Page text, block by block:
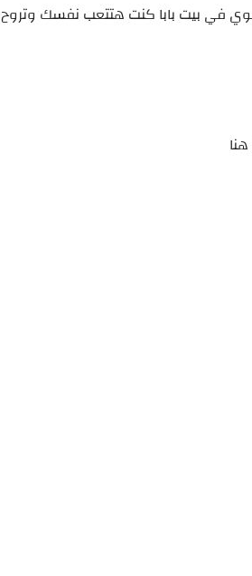
في بيت بابا كنت هتتعب نفسك وتروح